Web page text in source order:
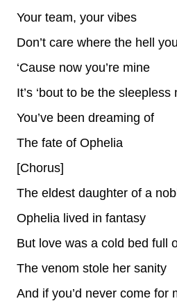
Your team, your vibes
Don’t care where the hell
‘Cause now you’re mine
It’s ‘bout to be the sleepless
You’ve been dreaming of
The fate of Ophelia
[Chorus]
The eldest daughter of a
Ophelia lived in fantasy
But love was a cold bed full
The venom stole her sanity
And if you’d never come for